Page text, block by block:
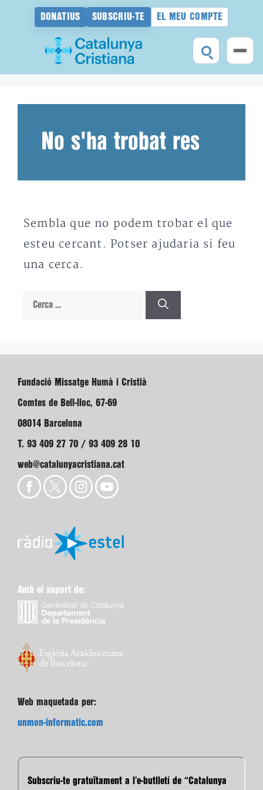
DONATIUS SUBSCRIU-TE EL MEU COMPTE
No s'ha trobat res
Sembla que no podem trobar el que
esteu cercant. Potser ajudaria si feu
una cerca.
Cerca:
Fundació Missatge Humà i Cristià
Comtes de Bell-lloc, 67-69
08014 Barcelona
T. 93 409 27 70 / 93 409 28 10
web@catalunyacristiana.cat
Amb el suport de:
Web maquetada per:
unmon-informatic.com
Subscriu-te gratuïtament a l’e-butlletí de “Catalunya